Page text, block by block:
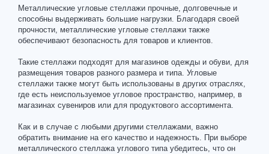
Металлические угловые стеллажи прочные, долговечные и
способны выдерживать большие нагрузки. Благодаря своей
прочности, металлические угловые стеллажи также
обеспечивают безопасность для товаров и клиентов.
Такие стеллажи подходят для магазинов одежды и обуви, для
размещения товаров разного размера и типа. Угловые
стеллажи также могут быть использованы в других отраслях,
где есть неиспользуемое угловое пространство, например, в
магазинах сувениров или для продуктового ассортимента.
Как и в случае с любыми другими стеллажами, важно
обратить внимание на его качество и надежность. При выборе
металлического стеллажа углового типа убедитесь, что он